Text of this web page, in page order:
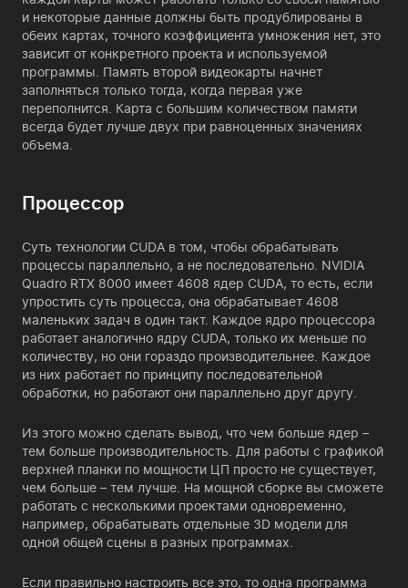
и некоторые данные должны быть продублированы в
обеих картах, точного коэффициента умножения нет, это
зависит от конкретного проекта и используемой
программы. Память второй видеокарты начнет
заполняться только тогда, когда первая уже
переполнится. Карта с большим количеством памяти
всегда будет лучше двух при равноценных значениях
объема.
Процессор
Суть технологии CUDA в том, чтобы обрабатывать
процессы параллельно, а не последовательно. NVIDIA
Quadro RTX 8000 имеет 4608 ядер CUDA, то есть, если
упростить суть процесса, она обрабатывает 4608
маленьких задач в один такт. Каждое ядро процессора
работает аналогично ядру CUDA, только их меньше по
количеству, но они гораздо производительнее. Каждое
из них работает по принципу последовательной
обработки, но работают они параллельно друг другу.
Из этого можно сделать вывод, что чем больше ядер –
тем больше производительность. Для работы с графикой
верхней планки по мощности ЦП просто не существует,
чем больше – тем лучше. На мощной сборке вы сможете
работать с несколькими проектами одновременно,
например, обрабатывать отдельные 3D модели для
одной общей сцены в разных программах.
Если правильно настроить все это, то одна программа